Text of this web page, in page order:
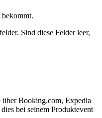
Sind diese Felder leer,
über Booking.com, Expedia
bei seinem Produktevent